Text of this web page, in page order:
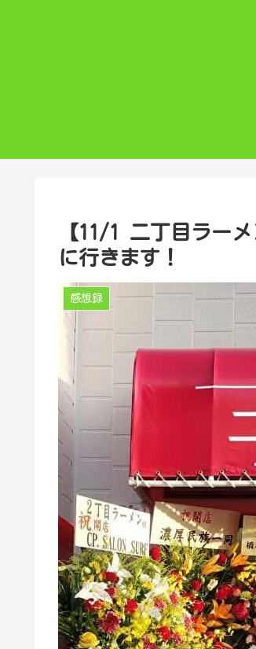
【11/1 二丁目ラー
に行きます！
感想録